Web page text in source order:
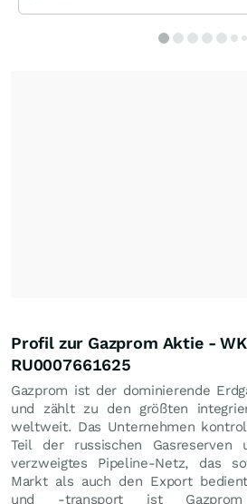
Profil zur Gazprom Aktie -
RU0007661625
Gazprom ist der dominierende
und zählt zu den größten
weltweit. Das Unternehmen
Teil der russischen
verzweigtes Pipeline-Netz, das
Markt als auch den Export
und -transport ist